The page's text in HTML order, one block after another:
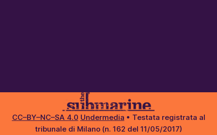
CC–BY–NC–SA 4.0 Undermedia • Testata registrata al
tribunale di Milano (n. 162 del 11/05/2017)